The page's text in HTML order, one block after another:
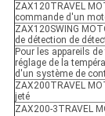
ZAX120TRAVEL
commande d'un
ZAX120SWING
de détection de
Pour les appareils
réglage de la
d'un système de
ZAX200TRAVEL
jeté
ZAX200-3TRAVEL